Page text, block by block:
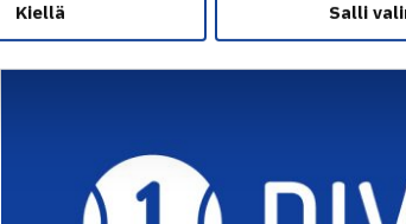
Kiellä Salli